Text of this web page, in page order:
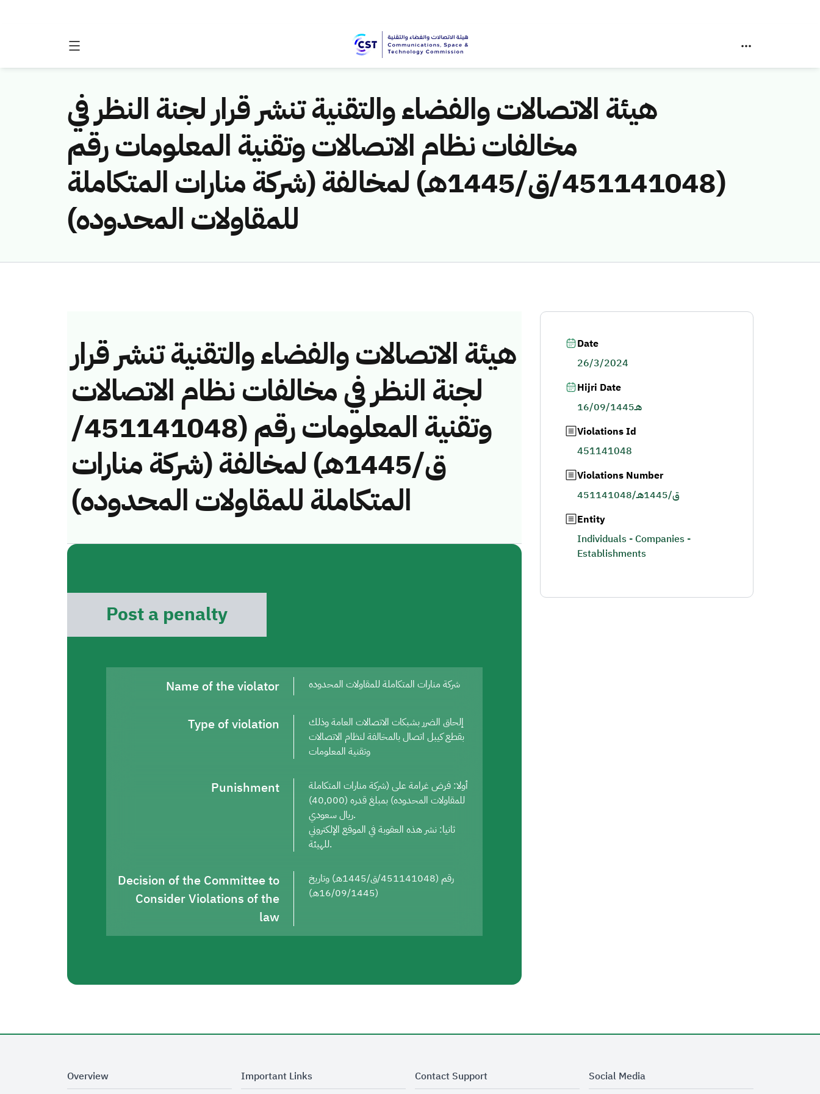
هيئة الاتصالات والفضاء والتقنية تنشر قرار لجنة النظر في
مخالفات نظام الاتصالات وتقنية المعلومات رقم
(451141048/ق/1445هـ) لمخالفة (شركة منارات المتكاملة
للمقاولات المحدوده)
هيئة الاتصالات والفضاء والتقنية تنشر قرار
لجنة النظر في مخالفات نظام الاتصالات
وتقنية المعلومات رقم (451141048/
ق/1445هـ) لمخالفة (شركة منارات
المتكاملة للمقاولات المحدوده)
Post a penalty
Name of the violator شركة منارات المتكاملة للمقاولات المحدوده
Type of violation
إلحاق الضرر بشبكات الاتصالات العامة وذلك
بقطع كيبل اتصال بالمخالفة لنظام الاتصالات
وتقنية المعلومات
Punishment
أولا: فرض غرامة على (شركة منارات المتكاملة
للمقاولات المحدوده) بمبلغ قدره (40,000)
ريال سعودي.
ثانيا: نشر هذه العقوبة في الموقع الإلكتروني
للهيئة.
Decision of the Committee to
Consider Violations of the
law
رقم (451141048/ق/1445هـ) وتاريخ
(16/09/1445هـ)
Date
26/3/2024
Hijri Date
16/09/1445هـ
Violations Id
451141048
Violations Number
451141048/ق/1445هـ
Entity
Individuals - Companies -
Establishments
Overview Important Links Contact Support Social Media